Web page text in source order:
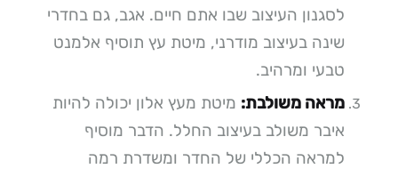
לסגנון העיצוב שבו אתם חיים. אגב, גם בחדרי
שינה בעיצוב מודרני, מיטת עץ תוסיף אלמנט
טבעי ומרהיב.
מראה משולבת: מיטת מעץ אלון יכולה להיות
איבר משולב בעיצוב החלל. הדבר מוסיף
למראה הכללי של החדר ומשדרת רמה